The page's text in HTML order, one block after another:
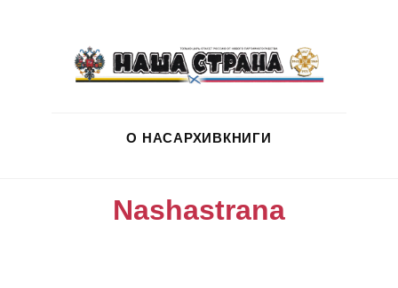
О НАСАРХИВКНИГИ
Nashastrana